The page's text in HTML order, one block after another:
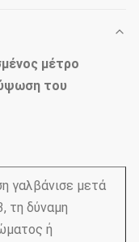
μέτρο
του
γαλβάνισε μετά
τη δύναμη
ή